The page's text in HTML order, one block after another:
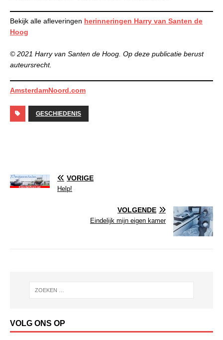
Bekijk alle afleveringen herinneringen Harry van Santen de
Hoog
© 2021 Harry van Santen de Hoog. Op deze publicatie berust
auteursrecht.
AmsterdamNoord.com
GESCHIEDENIS
VORIGE
Help!
VOLGENDE
Eindelijk mijn eigen kamer
VOLG ONS OP